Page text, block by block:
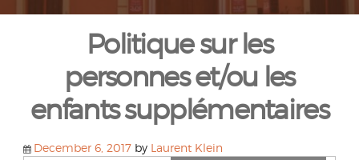
Politique sur les
personnes et/ou les
enfants supplémentaires
December 6, 2017by Laurent KleinPersonne supplémentaire /